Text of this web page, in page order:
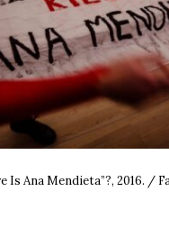
Is Ana Mendieta”?, 2016. /